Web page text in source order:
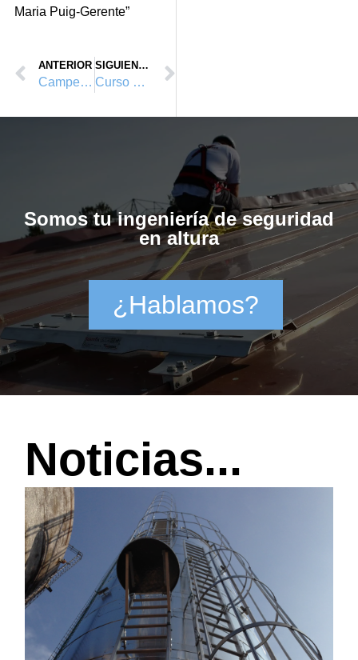
Maria Puig-Gerente”
ANTERIOR
Campeones de la primera edicion del campeonato, PETZL ROPE TRIP SPANISH SERIES
SIGUIENTE
Curso de formación de trabajos en altura, homologados por Vértice Vertical™ y Anetva, en Valencia. Febrero 2012.
Somos tu ingeniería de seguridad
en altura
¿Hablamos?
Noticias...